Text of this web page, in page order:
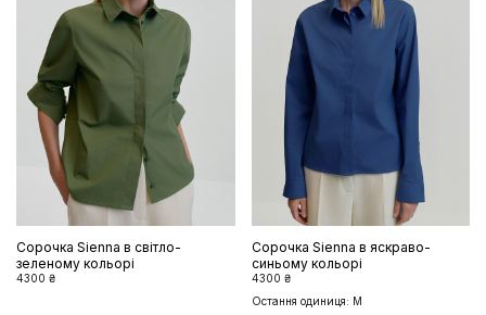
Сорочка Sienna в світло-
зеленому кольорі
4300 ₴
Сорочка Sienna в яскраво-
синьому кольорі
4300 ₴
Остання одиниця: M